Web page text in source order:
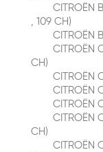
CITROËN
, 109 CH)
CITROËN
CITROËN
CH)
CITROËN C3
CITROËN C3
CITROËN C4
CITROËN
CH)
CITROËN C4